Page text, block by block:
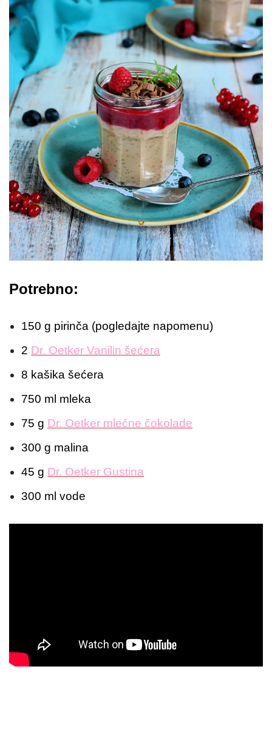
Potrebno:
150 g pirinča (pogledajte napomenu)
2 Dr. Oetker Vanilin šećera
8 kašika šećera
750 ml mleka
75 g Dr. Oetker mlečne čokolade
300 g malina
45 g Dr. Oetker Gustina
300 ml vode